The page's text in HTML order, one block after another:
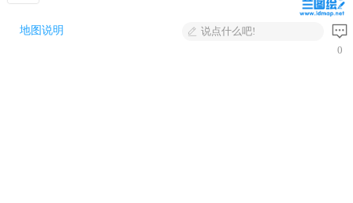
地图说明
说点什么吧!
0